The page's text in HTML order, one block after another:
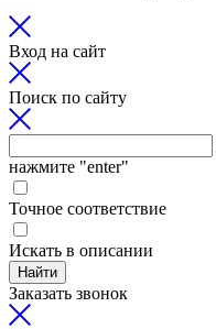
Вход на сайт
Поиск по сайту
нажмите "enter"
Точное соответствие
Искать в описании
Найти
Заказать звонок